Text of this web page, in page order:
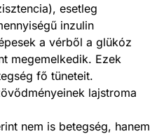
esetleg
inzulin
a vérből a glükóz
megemelkedik. Ezek
fő tüneteit.
lajstroma
nem is betegség, hanem